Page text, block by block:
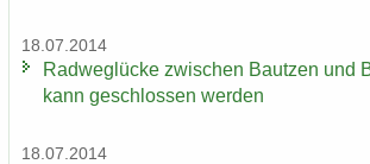
18.07.2014
Rad­weg­lü­cke zwi­schen Baut­zen und
kann ge­schlos­sen wer­den
18.07.2014